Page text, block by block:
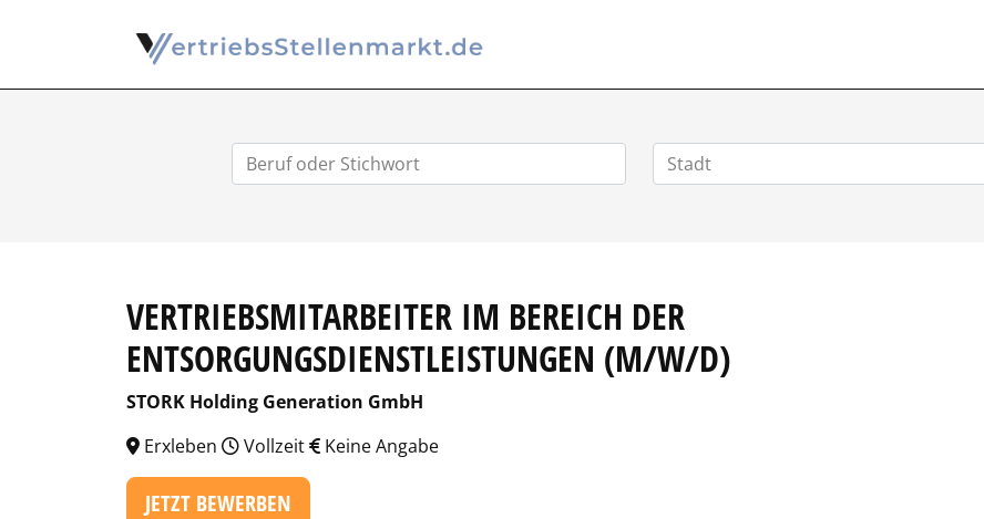
VERTRIEBSMITARBEITER IM BEREICH DER
ENTSORGUNGSDIENSTLEISTUNGEN (M/W/D)
STORK Holding Generation GmbH
Erxleben
Vollzeit Keine Angabe
JETZT BEWERBEN